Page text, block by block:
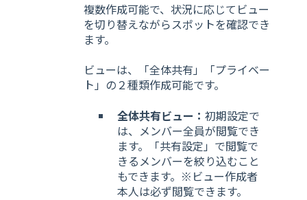
複数作成可能で、状況に応じてビュー
を切り替えながらスポットを確認でき
ます。
ビューは、「全体共有」「プライベー
ト」の２種類作成可能です。
全体共有ビュー： 初期設定で
は、メンバー全員が閲覧でき
ます。「共有設定」で閲覧で
きるメンバーを絞り込むこと
もできます。※ビュー作成者
本人は必ず閲覧できます。